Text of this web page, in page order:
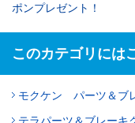
ポンプレゼント！
このカテゴリには
モクケン パーツ＆ブ
テラパーツ＆ブレーキ